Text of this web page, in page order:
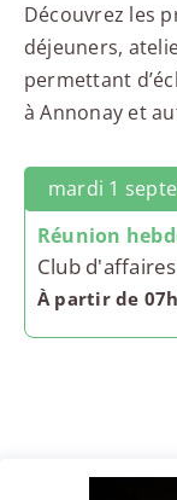
Découvrez les
déjeuners,
permettant
à Annonay et
mardi 1
Réunion
Club
À partir de